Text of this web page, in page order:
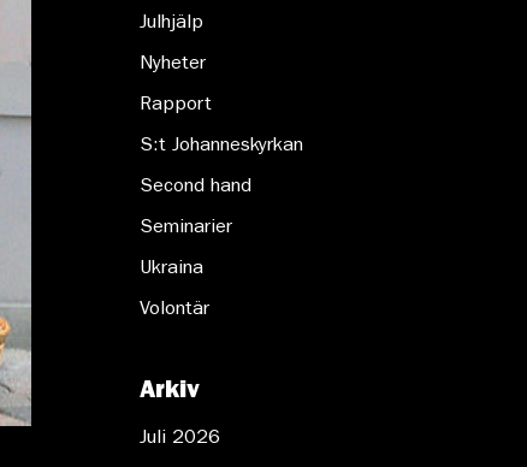
Julhjälp
Nyheter
Rapport
S:t Johanneskyrkan
Second hand
Seminarier
Ukraina
Volontär
Arkiv
Juli 2026